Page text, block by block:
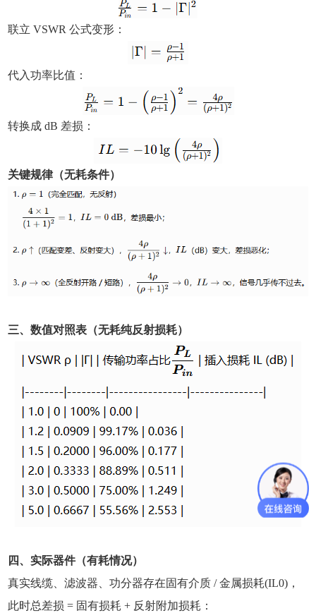
联立 VSWR 公式变形：
代入功率比值：
转换成 dB 差损：
关键规律（无耗条件）
三、数值对照表（无耗纯反射损耗）
四、实际器件（有耗情况）
真实线缆、滤波器、功分器存在固有介质 / 金属损耗(IL0)，
此时总差损 = 固有损耗 + 反射附加损耗：